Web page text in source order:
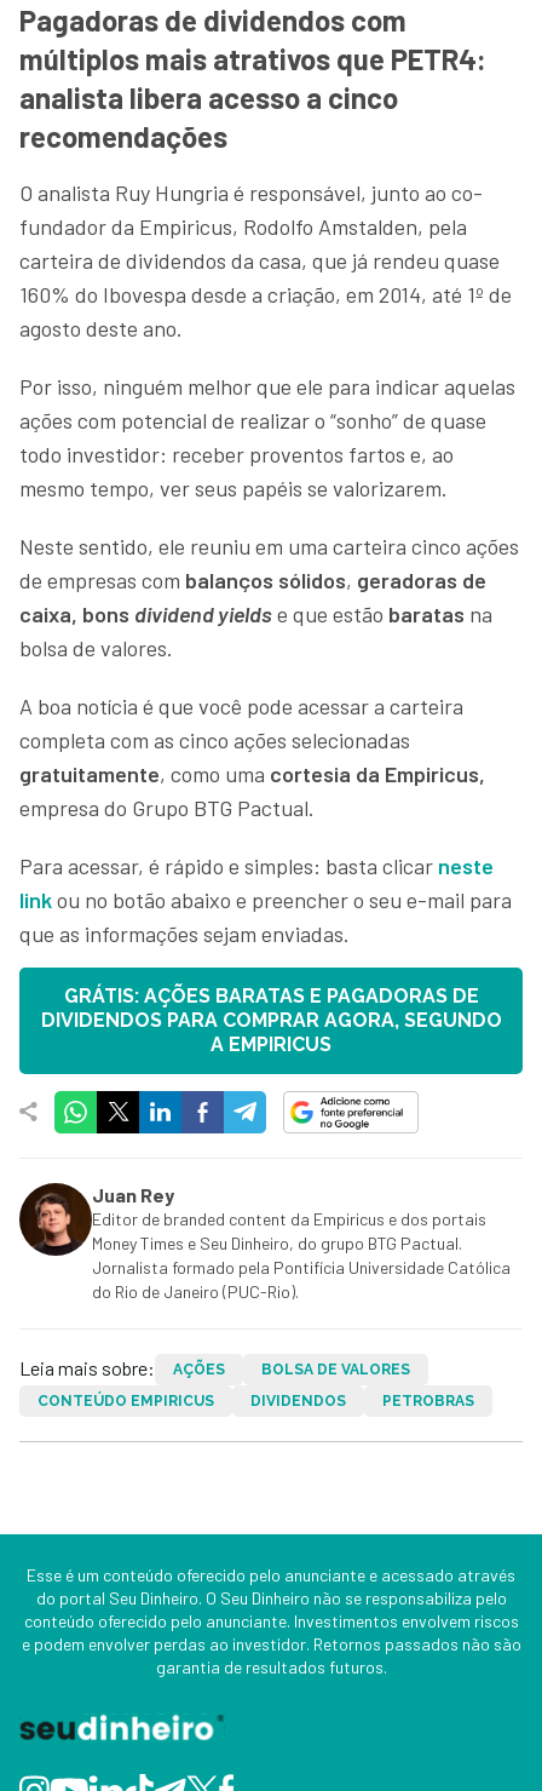
Pagadoras de dividendos com
múltiplos mais atrativos que PETR4:
analista libera acesso a cinco
recomendações
O analista Ruy Hungria é responsável, junto ao co-
fundador da Empiricus, Rodolfo Amstalden, pela
carteira de dividendos da casa, que já rendeu quase
160% do Ibovespa desde a criação, em 2014, até 1º de
agosto deste ano.
Por isso, ninguém melhor que ele para indicar aquelas
ações com potencial de realizar o “sonho” de quase
todo investidor: receber proventos fartos e, ao
mesmo tempo, ver seus papéis se valorizarem.
Neste sentido, ele reuniu em uma carteira cinco ações
de empresas com balanços sólidos, geradoras de
caixa, bons dividend yieldse que estão baratas na
bolsa de valores.
A boa notícia é que você pode acessar a carteira
completa com as cinco ações selecionadas
gratuitamente, como uma cortesia da Empiricus,
empresa do Grupo BTG Pactual.
Para acessar, é rápido e simples: basta clicar neste
linkou no botão abaixo e preencher o seu e-mail para
que as informações sejam enviadas.
GRÁTIS: AÇÕES BARATAS E PAGADORAS DE
DIVIDENDOS PARA COMPRAR AGORA, SEGUNDO
A EMPIRICUS
Juan Rey
Editor de branded content da Empiricus e dos portais
Money Times e Seu Dinheiro, do grupo BTG Pactual.
Jornalista formado pela Pontifícia Universidade Católica
do Rio de Janeiro (PUC-Rio).
Leia mais sobre: AÇÕES
BOLSA DE VALORES
CONTEÚDO EMPIRICUS
DIVIDENDOS PETROBRAS
Esse é um conteúdo oferecido pelo anunciante e acessado através
do portal Seu Dinheiro. O Seu Dinheiro não se responsabiliza pelo
conteúdo oferecido pelo anunciante. Investimentos envolvem riscos
e podem envolver perdas ao investidor. Retornos passados não são
garantia de resultados futuros.